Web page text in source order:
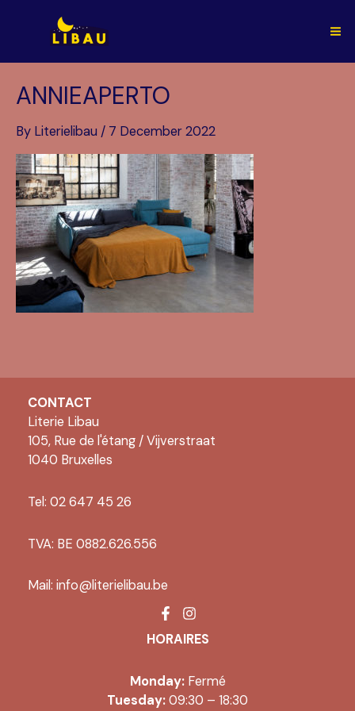
ANNIEAPERTO
By Literielibau / 7 December 2022
CONTACT
Literie Libau
105, Rue de l'étang / Vijverstraat
1040 Bruxelles
Tel: 02 647 45 26
TVA: BE 0882.626.556
Mail: info@literielibau.be
HORAIRES
Monday: Fermé
Tuesday:09:30 – 18:30